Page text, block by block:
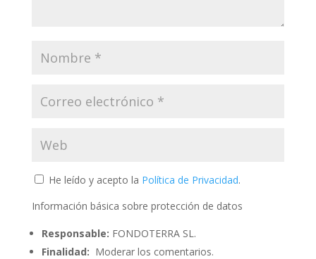
He leído y acepto la Política de Privacidad.
Información básica sobre protección de datos
Responsable: FONDOTERRA SL.
Finalidad: Moderar los comentarios.